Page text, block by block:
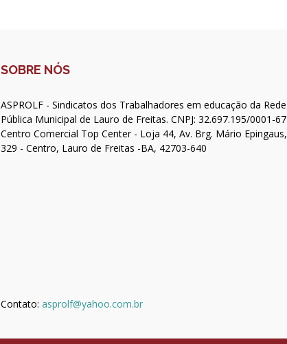
SOBRE NÓS
ASPROLF - Sindicatos dos Trabalhadores em educação da Rede
Pública Municipal de Lauro de Freitas. CNPJ: 32.697.195/0001-67
Centro Comercial Top Center - Loja 44, Av. Brg. Mário Epingaus,
329 - Centro, Lauro de Freitas -BA, 42703-640
Contato: asprolf@yahoo.com.br